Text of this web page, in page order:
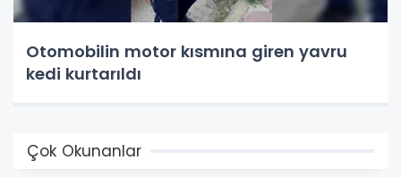
Otomobilin motor kısmına giren yavru
kedi kurtarıldı
Çok Okunanlar